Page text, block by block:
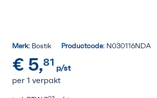
Merk: Bostik Productcode: N030116NDA
€ 5,81 p/st
per 1 verpakt